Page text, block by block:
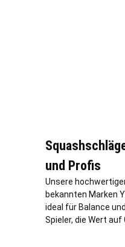
und Profis
Unsere
bekannten Marken
ideal für Balance
Spieler, die Wert auf